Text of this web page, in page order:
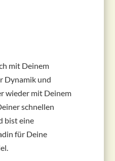
mit Deinem
Dynamik und
wieder mit Deinem
schnellen
bist eine
für Deine